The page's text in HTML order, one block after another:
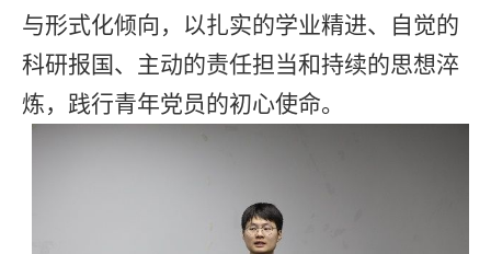
与形式化倾向，以扎实的学业精进、自觉的
科研报国、主动的责任担当和持续的思想淬
炼，践行青年党员的初心使命。